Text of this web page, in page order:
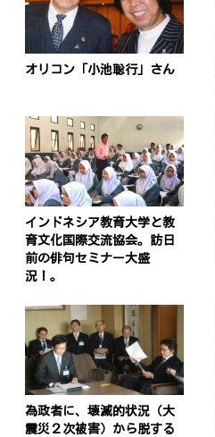
オリコン「小池聡行」さん
インドネシア教育大学と教
育文化国際交流協会。訪日
前の俳句セミナー大盛
況！。
為政者に、壊滅的状況（大
震災２次被害）から脱する